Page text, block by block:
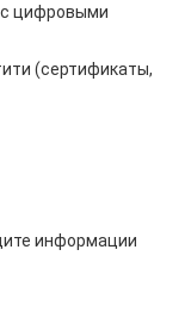
цифровыми
(сертификаты,
информации